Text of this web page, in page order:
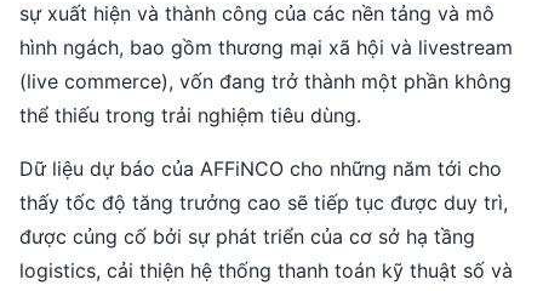
sự xuất hiện và thành công của các nền tảng và mô
hình ngách, bao gồm thương mại xã hội và livestream
(live commerce), vốn đang trở thành một phần không
thể thiếu trong trải nghiệm tiêu dùng.
Dữ liệu dự báo của AFFiNCO cho những năm tới cho
thấy tốc độ tăng trưởng cao sẽ tiếp tục được duy trì,
được củng cố bởi sự phát triển của cơ sở hạ tầng
logistics, cải thiện hệ thống thanh toán kỹ thuật số và